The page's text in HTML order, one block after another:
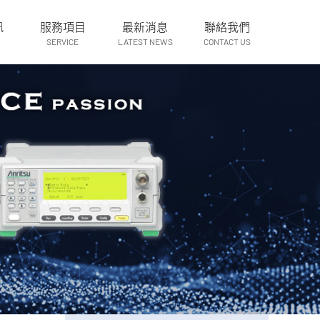
服務項目
SERVICE
最新消息
LATEST NEWS
聯絡我們
CONTACT US